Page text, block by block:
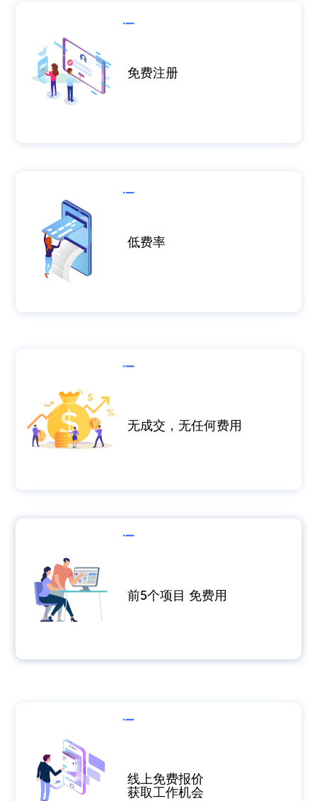
免费注册
低费率
无成交，无任何费用
前5个项目 免费用​
线上免费报价
获取工作机会